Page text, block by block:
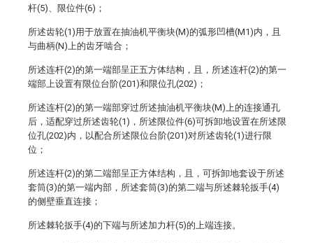
杆(5)、限位件(6)；
所述齿轮(1)用于放置在抽油机平衡块(M)的弧形凹槽(M1)内，且
与曲柄(N)上的齿牙啮合；
所述连杆(2)的第一端部呈正五方体结构，且，所述连杆(2)的第一
端部上设置有限位台阶(201)和限位孔(202)；
所述连杆(2)的第一端部穿过所述抽油机平衡块(M)上的连接通孔
后，适配穿过所述齿轮(1)，所述限位件(6)可拆卸地设置在所述限
位孔(202)内，以配合所述限位台阶(201)对所述齿轮(1)进行限
位；
所述连杆(2)的第二端部呈正方体结构，且，可拆卸地套设于所述
套筒(3)的第一端内部，所述套筒(3)的第二端与所述棘轮扳手(4)
的侧壁垂直连接；
所述棘轮扳手(4)的下端与所述加力杆(5)的上端连接。